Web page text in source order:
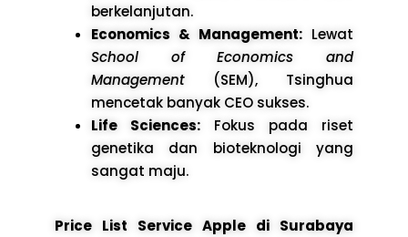
berkelanjutan.
Economics & Management: Lewat
School of Economics and
Management (SEM), Tsinghua
mencetak banyak CEO sukses.
Life Sciences: Fokus pada riset
genetika dan bioteknologi yang
sangat maju.
Price List Service Apple di Surabaya